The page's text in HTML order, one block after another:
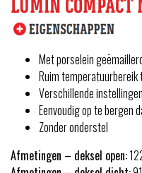
LUMIN COMPACT
Met porselein
Ruim temperatuurbereik
Verschillende
Eenvoudig op te bergen
Zonder onderstel
Afmetingen – deksel open: